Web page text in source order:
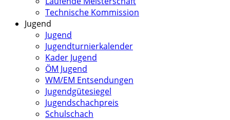
Technische Kommission
Jugend
Jugend
Jugendturnierkalender
Kader Jugend
ÖM Jugend
WM/EM Entsendungen
Jugendgütesiegel
Jugendschachpreis
Schulschach